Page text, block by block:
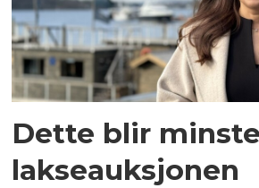
Dette blir
lakseauksjonen